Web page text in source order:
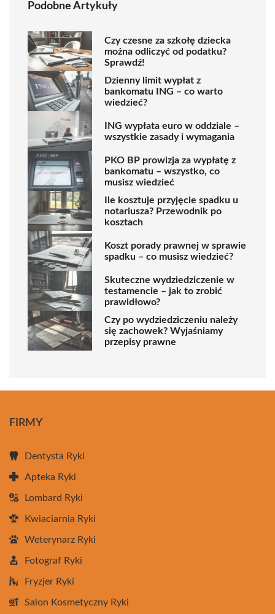
Podobne Artykuły
Czy czesne za szkołę dziecka
można odliczyć od podatku?
Sprawdź!
Dzienny limit wypłat z
bankomatu ING – co warto
wiedzieć?
ING wypłata euro w oddziale –
wszystkie zasady i wymagania
PKO BP prowizja za wypłatę z
bankomatu – wszystko, co
musisz wiedzieć
Ile kosztuje przyjęcie spadku u
notariusza? Przewodnik po
kosztach
Koszt porady prawnej w sprawie
spadku – co musisz wiedzieć?
Skuteczne wydziedziczenie w
testamencie – jak to zrobić
prawidłowo?
Czy po wydziedziczeniu należy
się zachowek? Wyjaśniamy
przepisy prawne
FIRMY
Dentysta Ryki
Apteka Ryki
Lombard Ryki
Kwiaciarnia Ryki
Weterynarz Ryki
Fotograf Ryki
Fryzjer Ryki
Salon Kosmetyczny Ryki